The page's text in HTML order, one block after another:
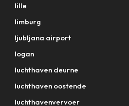
lille
limburg
ljubljana airport
logan
luchthaven deurne
luchthaven oostende
luchthavenvervoer